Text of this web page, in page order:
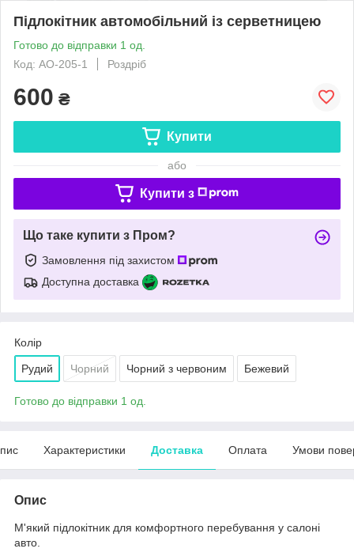
Підлокітник автомобільний із серветницею
Готово до відправки 1 од.
Код: АО-205-1
Роздріб
600 ₴
Купити
або
Купити з
Що таке купити з Пром?
Замовлення під захистом
Доступна доставка
Колір
Рудий Чорний Чорний з червоним Бежевий
Готово до відправки 1 од.
Характеристики Доставка Оплата Умови
Опис
М'який підлокітник для комфортного перебування у салоні
авто.